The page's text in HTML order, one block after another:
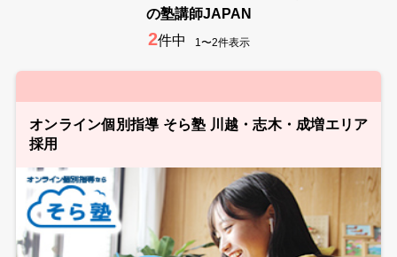
の塾講師JAPAN
2件中 1〜2件表示
オンライン個別指導 そら塾 川越・志木・成増エリア
採用